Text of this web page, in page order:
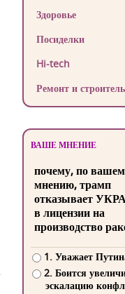
Здоровье
Посиделки
Hi-tech
Ремонт и
ВАШЕ МНЕНИЕ
почему, по
мнению, трамп
отказывает
в лицензии на
производство
1. Уважает
2. Боится
эскалацию